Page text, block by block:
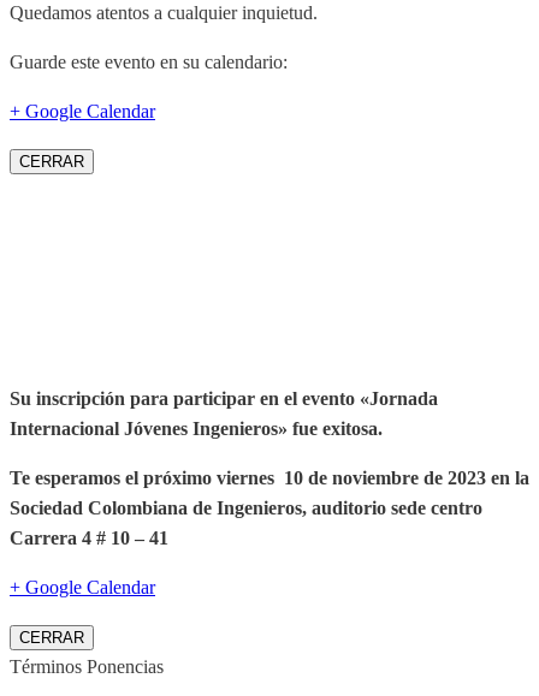
Quedamos atentos a cualquier inquietud.
Guarde este evento en su calendario:
+ Google Calendar
CERRAR
Su inscripción para participar en el evento «Jornada
Internacional Jóvenes Ingenieros» fue exitosa.
Te esperamos el próximo viernes 10 de noviembre de 2023 en la
Sociedad Colombiana de Ingenieros, auditorio sede centro
Carrera 4 # 10 – 41
+ Google Calendar
CERRAR
Términos Ponencias